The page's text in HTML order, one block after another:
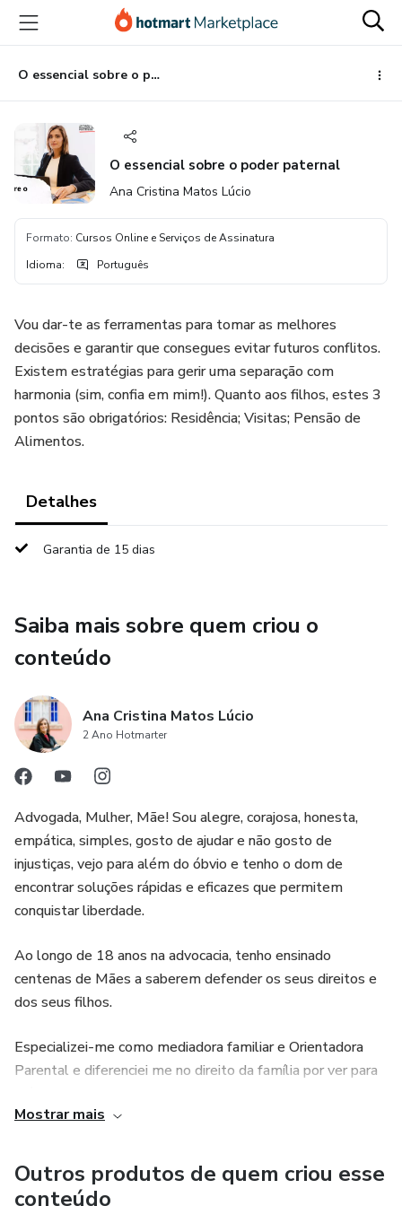
para
conteúdo
principal
para
pagamento
para
rodapé
O essencial sobre o poder paternal
O essencial sobre o poder paternal
Ana Cristina Matos Lúcio
Formato: Cursos Online e Serviços de Assinatura
Idioma: Português
Vou dar-te as ferramentas para tomar as melhores
decisões e garantir que consegues evitar futuros conflitos.
Existem estratégias para gerir uma separação com
harmonia (sim, confia em mim!). Quanto aos filhos, estes 3
pontos são obrigatórios: Residência; Visitas; Pensão de
Alimentos.
Detalhes
Garantia de 15 dias
Saiba mais sobre quem criou o
conteúdo
Ana Cristina Matos Lúcio
2 Ano Hotmarter
Advogada, Mulher, Mãe! Sou alegre, corajosa, honesta,
empática, simples, gosto de ajudar e não gosto de
injustiças, vejo para além do óbvio e tenho o dom de
encontrar soluções rápidas e eficazes que permitem
conquistar liberdade.
Ao longo de 18 anos na advocacia, tenho ensinado
centenas de Mães a saberem defender os seus direitos e
dos seus filhos.
Especializei-me como mediadora familiar e Orientadora
Parental e diferenciei me no direito da família por ver para
as deficiências do sistema judicial por desconhecimento e
falta de preparação, desenvolvi um método único e
Mostrar mais
Outros produtos de quem criou esse
conteúdo